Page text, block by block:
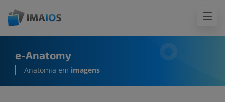
e-Anatomy
Anatomia em imagens